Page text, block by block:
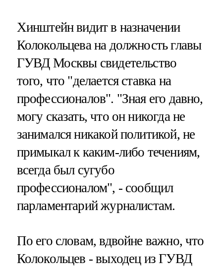
Хинштейн видит в назначении
Колокольцева на должность главы
ГУВД Москвы свидетельство
того, что "делается ставка на
профессионалов". "Зная его давно,
могу сказать, что он никогда не
занимался никакой политикой, не
примыкал к каким-либо течениям,
всегда был сугубо
профессионалом", - сообщил
парламентарий журналистам.
По его словам, вдвойне важно, что
Колокольцев - выходец из ГУВД